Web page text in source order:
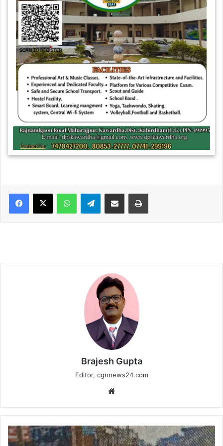
WhatsAppTelegramShare via Email Print
Brajesh Gupta
Editor, cgnnews24.com
रोड
चौड़ीकरण